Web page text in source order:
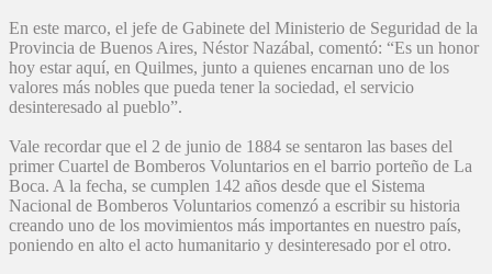
En este marco, el jefe de Gabinete del Ministerio de Seguridad de la
Provincia de Buenos Aires, Néstor Nazábal, comentó: “Es un honor
hoy estar aquí, en Quilmes, junto a quienes encarnan uno de los
valores más nobles que pueda tener la sociedad, el servicio
desinteresado al pueblo”.
Vale recordar que el 2 de junio de 1884 se sentaron las bases del
primer Cuartel de Bomberos Voluntarios en el barrio porteño de La
Boca. A la fecha, se cumplen 142 años desde que el Sistema
Nacional de Bomberos Voluntarios comenzó a escribir su historia
creando uno de los movimientos más importantes en nuestro país,
poniendo en alto el acto humanitario y desinteresado por el otro.